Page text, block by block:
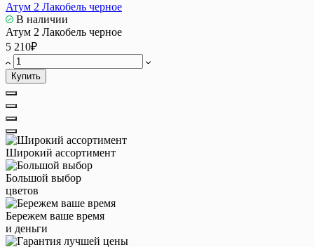
Атум 2 Лакобель черное
В наличии
Атум 2 Лакобель черное
5 210₽
Купить
Широкий ассортимент
Большой выбор
цветов
Бережем ваше время
и деньги